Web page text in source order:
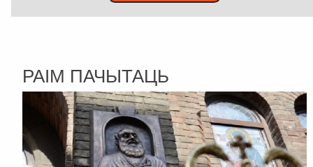
РАІМ ПАЧЫТАЦЬ